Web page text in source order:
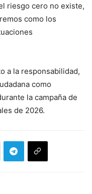
riesgo cero no existe,
como los
a la responsabilidad,
como
la campaña de
de 2026.